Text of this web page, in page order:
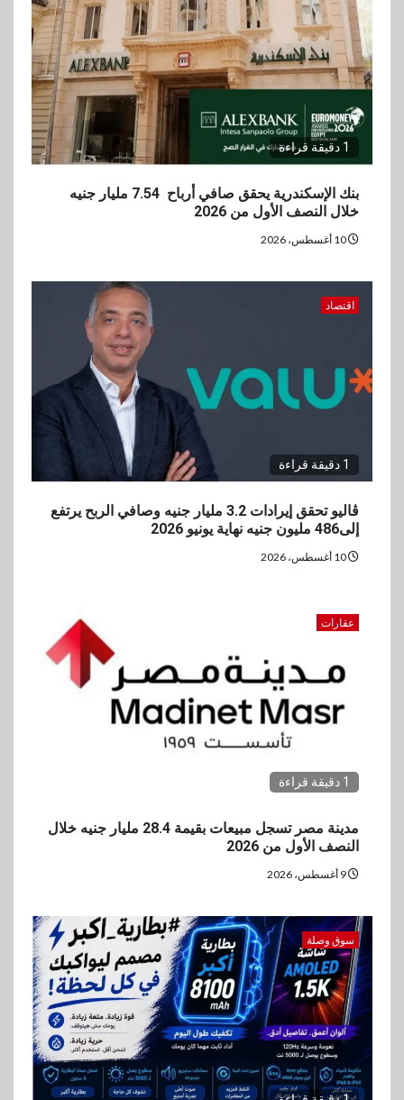
3
عقارات
مدينة مصر تسجل مبيعات بقيمة
28.4 مليار جنيه خلال النصف
4
سوق وصلة
vivo تعيد تعريف مفهوم الفئة
5 بنوك رياضة
وزير الشباب والرياضة يلتقي
بالرئيس التنفيذي والعضو المنتدب
لبنك saib لبحث تعزيز التعاون
1 دقيقة قراءة
بنك الإسكندرية يحقق صافي أرباح 7.54 مليار جنيه
خلال النصف الأول من 2026
اقتصاد
1 دقيقة قراءة
ڤاليو تحقق إيرادات 3.2 مليار جنيه وصافي الربح يرتفع
إلى486 مليون جنيه نهاية يونيو 2026
عقارات
1 دقيقة قراءة
مدينة مصر تسجل مبيعات بقيمة 28.4 مليار جنيه خلال
النصف الأول من 2026
سوق وصلة